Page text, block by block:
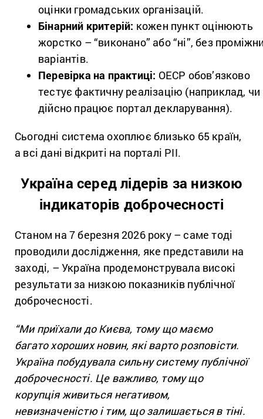
оцінки громадських організацій.
Бінарний критерій: кожен пункт оцінюють
жорстко – “виконано” або “ні”, без
варіантів.
Перевірка на практиці: ОЕСР обов’язково
тестує фактичну реалізацію (наприклад, чи
дійсно працює портал декларування).
Сьогодні система охоплює близько 65 країн,
а всі дані відкриті на порталі PII.
Україна серед лідерів за низкою
індикаторів доброчесності
Станом на 7 березня 2026 року – саме тоді
проводили дослідження, яке представили на
заході, – Україна продемонструвала високі
результати за низкою показників публічної
доброчесності.
“Ми приїхали до Києва, тому що маємо
багато хороших новин, які варто розповісти.
Україна побудувала сильну систему публічної
доброчесності. Це важливо, тому що
корупція живиться негативом,
невизначеністю і тим, що залишається в тіні.